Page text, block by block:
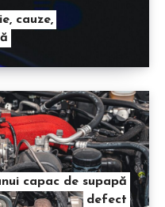
cauze,
capac de supapă
defect